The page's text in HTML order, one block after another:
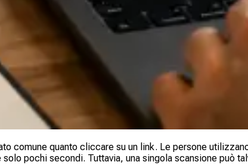
comune quanto cliccare su un link. Le persone
pochi secondi. Tuttavia, una singola scansione può